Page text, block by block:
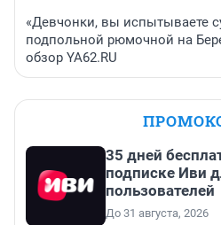
«Девчонки, вы испытываете
подпольной рюмочной на
обзор YA62.RU
35 дней
подписке Иви
пользователей
До 31 августа, 2026